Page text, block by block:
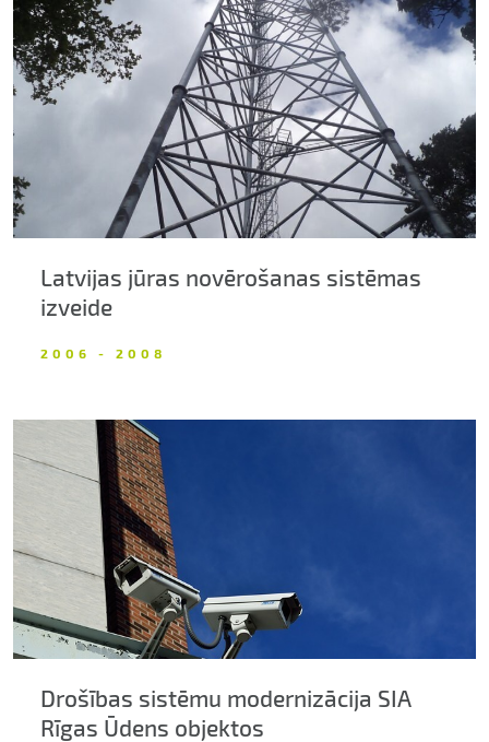
Latvijas jūras novērošanas sistēmas
izveide
2006 - 2008
Drošības sistēmu modernizācija SIA
Rīgas Ūdens objektos